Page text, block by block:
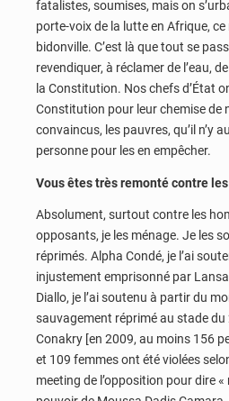
fatalistes, soumises, mais on
porte-voix de la lutte en Afrique, ce
bidonville. C’est là que tout se
revendiquer, à réclamer de l’eau,
la Constitution. Nos chefs d’État
Constitution pour leur chemise de
convaincus, les pauvres, qu’il n’y
personne pour les en empêcher.
Vous êtes très remonté contre
Absolument, surtout contre les
opposants, je les ménage. Je les
réprimés. Alpha Condé, je l’ai
injustement emprisonné par
Diallo, je l’ai soutenu à partir du
sauvagement réprimé au stade du
Conakry [en 2009, au moins 156
et 109 femmes ont été violées
meeting de l’opposition pour dire